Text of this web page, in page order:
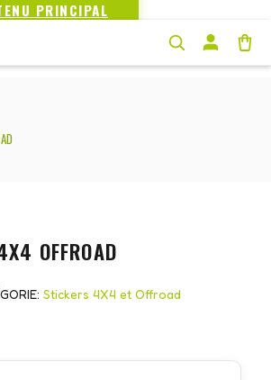
PRINCIPAL
OFFROAD
Stickers 4X4 et Offroad